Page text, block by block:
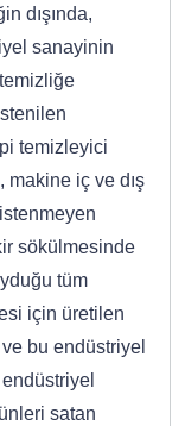
dışında,
sanayinin
temizleyici
makine iç ve dış
sökülmesinde
tüm
için üretilen
bu endüstriyel
satan